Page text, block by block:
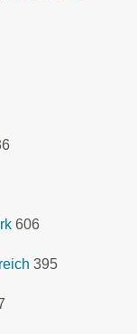
606
395